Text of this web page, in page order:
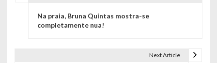
Na praia, Bruna Quintas mostra-se
completamente nua!
Next Article